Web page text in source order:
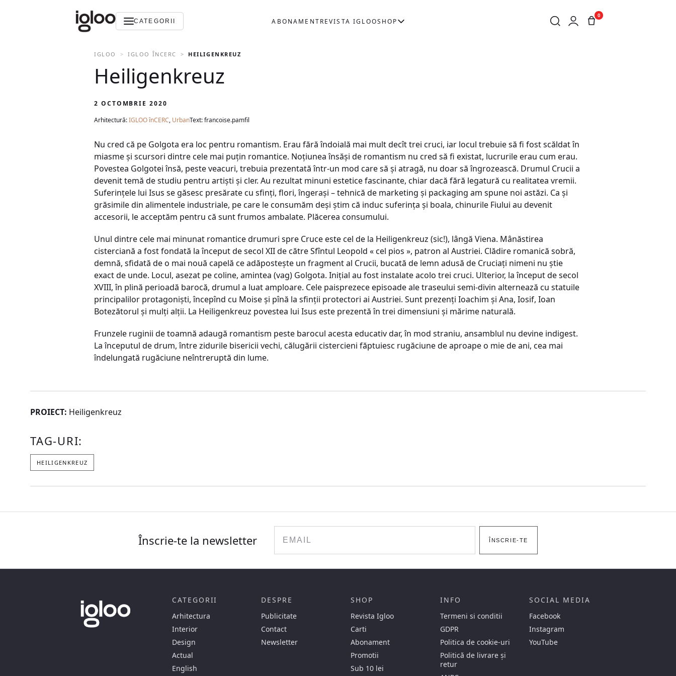
CATEGORII ABONAMENTREVISTA IGLOOSHOP
0
IGLOO IGLOO ÎNCERC HEILIGENKREUZ
Heiligenkreuz
2 OCTOMBRIE 2020
Arhitectură:IGLOO înCERC, UrbanText: francoise.pamfil
Nu cred că pe Golgota era loc pentru romantism. Erau fără îndoială mai mult decît trei cruci, iar locul trebuie să fi fost scăldat în
miasme și scursori dintre cele mai puțin romantice. Noțiunea însăși de romantism nu cred să fi existat, lucrurile erau cum erau.
Povestea Golgotei însă, peste veacuri, trebuia prezentată într-un mod care să și atragă, nu doar să îngrozească. Drumul Crucii a
devenit temă de studiu pentru artişti și cler. Au rezultat minuni estetice fascinante, chiar dacă fără legatură cu realitatea vremii.
Suferințele lui Isus se găsesc presărate cu sfinți, flori, îngeraşi – tehnică de marketing și packaging am spune noi astăzi. Ca și
grăsimile din alimentele industriale, pe care le consumăm deşi știm că induc suferinţa și boala, chinurile Fiului au devenit
accesorii, le acceptăm pentru că sunt frumos ambalate. Plăcerea consumului.
Unul dintre cele mai minunat romantice drumuri spre Cruce este cel de la Heiligenkreuz (sic!), lângă Viena. Mânăstirea
cisterciană a fost fondată la început de secol XII de către Sfîntul Leopold « cel pios », patron al Austriei. Clădire romanică sobră,
demnă, sfidată de o mai nouă capelă ce adăposteşte un fragment al Crucii, bucată de lemn adusă de Cruciați nimeni nu știe
exact de unde. Locul, asezat pe coline, amintea (vag) Golgota. Inițial au fost instalate acolo trei cruci. Ulterior, la început de secol
XVIII, în plină perioadă barocă, drumul a luat amploare. Cele paisprezece episoade ale traseului semi-divin alternează cu statuile
principalilor protagoniști, începînd cu Moise și pînă la sfinții protectori ai Austriei. Sunt prezenți Ioachim și Ana, Iosif, Ioan
Botezătorul și mulţi alții. La Heiligenkreuz povestea lui Isus este prezentă în trei dimensiuni și mărime naturală.
Frunzele ruginii de toamnă adaugă romantism peste barocul acesta educativ dar, în mod straniu, ansamblul nu devine indigest.
La începutul de drum, între zidurile bisericii vechi, călugării cistercieni făptuiesc rugăciune de aproape o mie de ani, cea mai
îndelungată rugăciune neîntreruptă din lume.
PROIECT: Heiligenkreuz
TAG-URI:
HEILIGENKREUZ
Înscrie-te la newsletter ÎNSCRIE-TE
CATEGORII
Arhitectura
Interior
Design
Actual
English
DESPRE
Publicitate
Contact
Newsletter
SHOP
Revista Igloo
Carti
Abonament
Promotii
Sub 10 lei
INFO
Termeni si conditii
GDPR
Politica de cookie-uri
Politică de livrare și
retur
SOCIAL MEDIA
Facebook
Instagram
YouTube